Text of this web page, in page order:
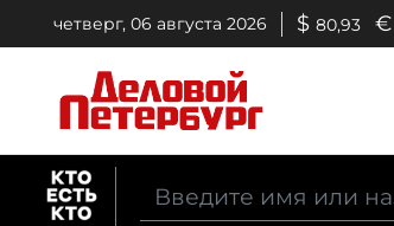
четверг, 06 августа 2026 $ 80,93 €